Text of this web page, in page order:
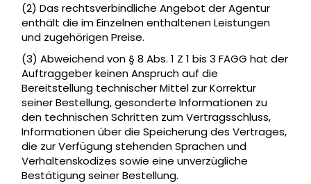
(2) Das rechtsverbindliche Angebot der Agentur
enthält die im Einzelnen enthaltenen Leistungen
und zugehörigen Preise.
(3) Abweichend von § 8 Abs. 1 Z 1 bis 3 FAGG hat der
Auftraggeber keinen Anspruch auf die
Bereitstellung technischer Mittel zur Korrektur
seiner Bestellung, gesonderte Informationen zu
den technischen Schritten zum Vertragsschluss,
Informationen über die Speicherung des Vertrages,
die zur Verfügung stehenden Sprachen und
Verhaltenskodizes sowie eine unverzügliche
Bestätigung seiner Bestellung.